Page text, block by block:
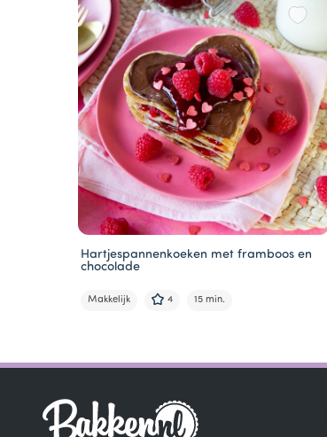
Hartjespannenkoeken met framboos en
chocolade
Makkelijk 4 15 min.
of